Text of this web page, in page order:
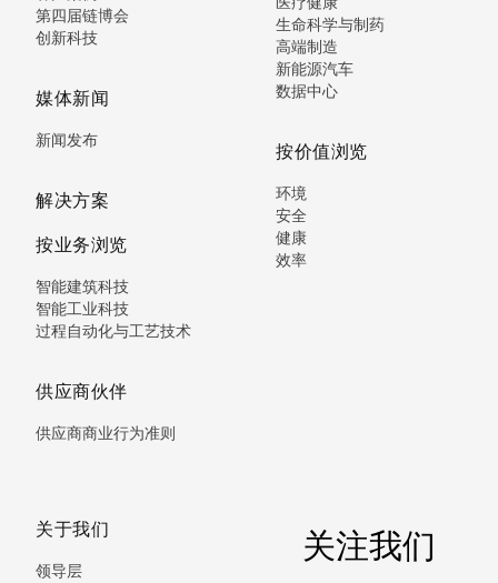
第四届链博会
创新科技
媒体新闻
新闻发布
解决方案
按业务浏览
智能建筑科技
智能工业科技
过程自动化与工艺技术
供应商伙伴
供应商商业行为准则
生命科学与制药
高端制造
新能源汽车
数据中心
按价值浏览
环境
安全
健康
效率
关于我们
领导层
关注我们